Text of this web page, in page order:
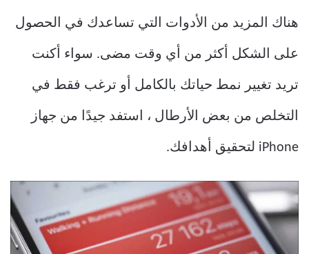
هناك المزيد من الأدوات التي تساعدك في الحصول
على الشكل أكثر من أي وقت مضى. سواء أكنت
تريد تغيير نمط حياتك بالكامل أو ترغب فقط في
التخلص من بعض الأرطال ، استفد جيدًا من جهاز
iPhone لتحقيق أهدافك.